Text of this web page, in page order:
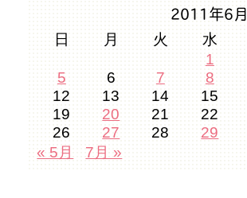
2011年6月
日 月 火 水
1
5
6 7 8
12
13 14 15
19
20 21 22
26
27 28 29
« 5月
7月 »